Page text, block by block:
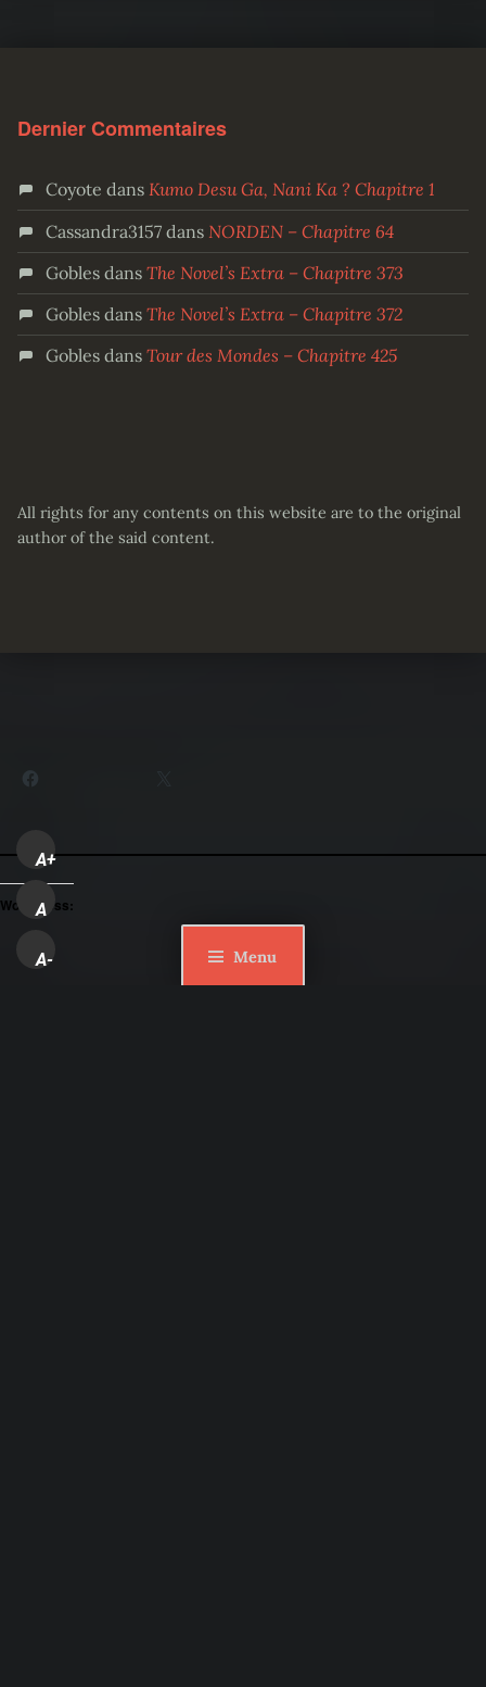
Menu
Dernier Commentaires
Coyote dans Kumo Desu Ga, Nani Ka ? Chapitre 1
Cassandra3157dans NORDEN – Chapitre 64
Goblesdans The Novel’s Extra – Chapitre 373
Goblesdans The Novel’s Extra – Chapitre 372
Goblesdans Tour des Mondes – Chapitre 425
All rights for any contents on this website are to the original
author of the said content.
A+
A
A-
WordPress: